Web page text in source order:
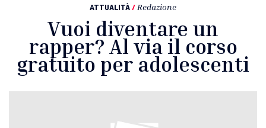
ATTUALITÀ/ Redazione
Vuoi diventare un
rapper? Al via il corso
gratuito per adolescenti